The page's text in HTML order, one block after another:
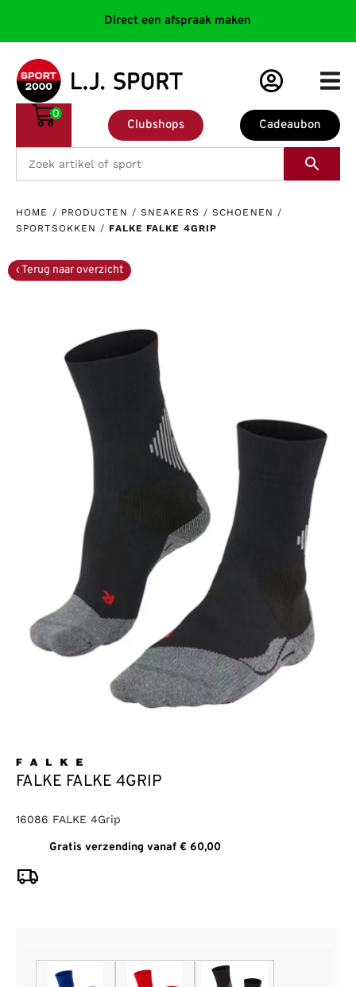
Direct een afspraak maken
Cadeaubon
Clubshops
0
HOME / PRODUCTEN / SNEAKERS /SCHOENEN /
SPORTSOKKEN /FALKE FALKE 4GRIP
FALKE FALKE 4GRIP
16086 FALKE 4Grip
Gratis verzending vanaf € 60,00